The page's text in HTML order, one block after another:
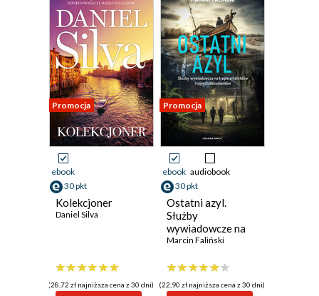
Promocja
ebook
30 pkt
Kolekcjoner
Daniel Silva
(28,72 zł najniższa cena z 30 dni)
Promocja
ebook audiobook
30 pkt
Ostatni azyl.
Służby
wywiadowcze na
tropie artefaktów i
dokumentów
Marcin Faliński
(22,90 zł najniższa cena z 30 dni)